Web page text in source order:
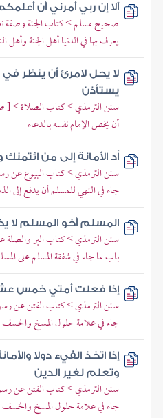
ألا إن ربي أمرني أن
صحيح مسلم > كتاب الجنة وصفة
يعرف بها في الدنيا أهل الجنة وأهل
لا يحل لامرئ أن ينظر
يستأذن
سنن الترمذي > كتاب الصلاة > [
أن يخص الإمام نفسه بالدعاء
أد الأمانة إلى من
سنن الترمذي > كتاب البيوع عن
جاء في النهي للمسلم أن يدفع إلى
المسلم أخو المسلم لا
سنن الترمذي > كتاب البر
باب ما جاء في شفقة المسلم على
إذا فعلت أمتي خمس
سنن الترمذي > كتاب الفتن عن
جاء في علامة حلول المسخ والخسف
إذا اتخذ الفيء دولا
وتعلم لغير الدين
سنن الترمذي > كتاب الفتن عن
جاء في علامة حلول المسخ والخسف